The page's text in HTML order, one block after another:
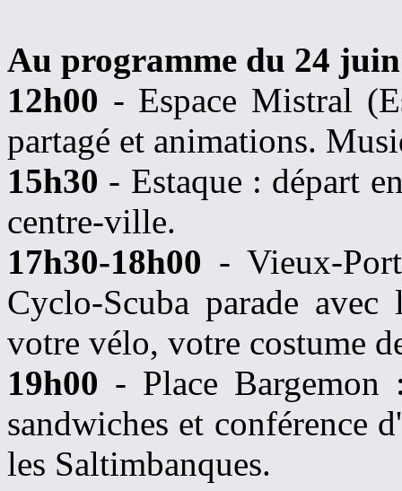
Au programme du 24
12h00 - Espace Mistral
partagé et animations.
15h30 - Estaque : départ
centre-ville.
17h30-18h00 - Vieux-
Cyclo-Scuba parade
votre vélo, votre costume
19h00 - Place Bargemon
sandwiches et conférence
les Saltimbanques.